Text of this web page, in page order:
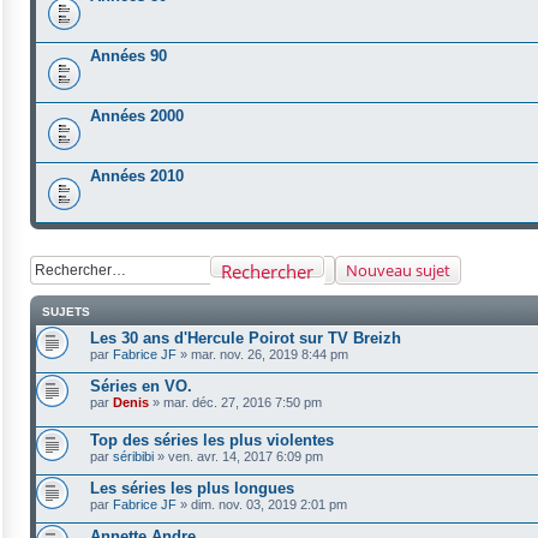
Années 90
Années 2000
Années 2010
Nouveau sujet
Rechercher
SUJETS
Les 30 ans d'Hercule Poirot sur TV Breizh
par Fabrice JF » mar. nov. 26, 2019 8:44 pm
Séries en VO.
par Denis » mar. déc. 27, 2016 7:50 pm
Top des séries les plus violentes
par séribibi » ven. avr. 14, 2017 6:09 pm
Les séries les plus longues
par Fabrice JF » dim. nov. 03, 2019 2:01 pm